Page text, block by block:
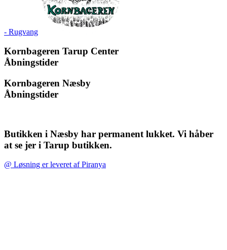
- Rugvang
Kornbageren Tarup Center
Åbningstider
Kornbageren Næsby
Åbningstider
Butikken i Næsby har permanent lukket. Vi håber
at se jer i Tarup butikken.
@ Løsning er leveret af Piranya